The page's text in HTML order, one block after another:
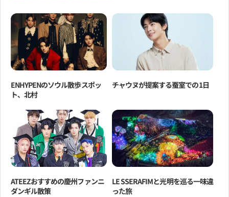
ENHYPENのソウル散歩スポッ
ト、北村
チャウヌが提案する蚕室での1日
ATEEZおすすめの慶州ファンニ
ダンギル散策
LE SSERAFIMと光明を巡る一味違
った旅